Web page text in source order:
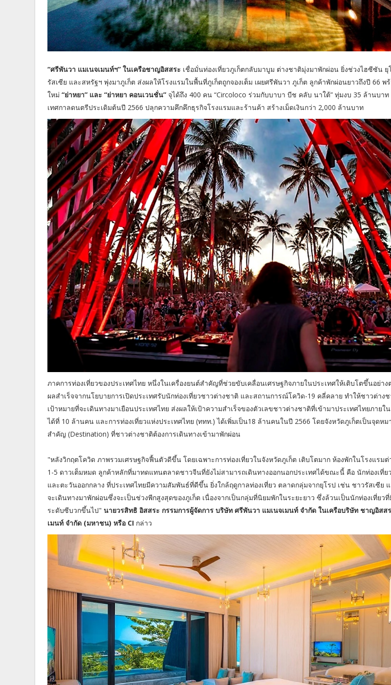
“ศรีพันวา แมเนจเมนท์ฯ” ในเครือชาญอิสสระ เชื่อมั่นท่องเที่ยวภูเก็ตกลับมาบูม ต่างชาติมุ่งมาพักผ่อน ยิ่งช่วงไฮซีซัน ยุ
รัสเซีย และสหรัฐฯ พุ่งมาภูเก็ต ส่งผลให้โรงแรมในพื้นที่ภูเก็ตถูกจองเต็ม เผยศรีพันวา ภูเก็ต ลูกค้าพักผ่อนยาวถึงปี 66 พ
ใหม่ “ย่าหยา” และ “ย่าหยา คอนเวนชั่น” จุได้ถึง 400 คน “Circoloco ร่วมกับบาบา บีช คลับ นาใต้” ทุ่มงบ 35 ล้านบา
เทศกาลดนตรีประเดิมต้นปี 2566 ปลุกความคึกคึกธุรกิจโรงแรมและร้านค้า สร้างเม็ดเงินกว่า 2,000 ล้านบาท
ภาคการท่องเที่ยวของประเทศไทย หนึ่งในเครื่องยนต์สำคัญที่ช่วยขับเคลื่อนเศรษฐกิจภายในประเทศให้เติบโตขึ้นอย่าง
ผลสำเร็จจากนโยบายการเปิดประเทศรับนักท่องเที่ยวชาวต่างชาติ และสถานการณ์โควิด-19 คลี่คลาย ทำให้ชาวต่างช
เป้าหมายที่จะเดินทางมาเยือนประเทศไทย ส่งผลให้เป้าความสำเร็จของตัวเลขชาวต่างชาติที่เข้ามาประเทศไทยภายใ
ได้ที่ 10 ล้านคน และการท่องเที่ยวแห่งประเทศไทย (ททท.) ได้เพิ่มเป็น18 ล้านคนในปี 2566 โดยจังหวัดภูเก็ตเป็นจุดหม
สำคัญ (Destination) ที่ชาวต่างชาติต้องการเดินทางเข้ามาพักผ่อน
"หลังวิกฤตโควิด ภาพรวมเศรษฐกิจฟื้นตัวดีขึ้น โดยเฉพาะการท่องเที่ยวในจังหวัดภูเก็ต เติบโตมาก ห้องพักในโรงแรมต่
1-5 ดาวเต็มหมด ลูกค้าหลักที่มาทดแทนตลาดชาวจีนที่ยังไม่สามารถเดินทางออกนอกประเทศได้ขณะนี้ คือ นักท่องเที่ย
และตะวันออกกลาง ที่ประเทศไทยมีความสัมพันธ์ที่ดีขึ้น ยิ่งใกล้ฤดูกาลท่องเที่ยว ตลาดกลุ่มจากยุโรป เช่น ชาวรัสเซีย
จะเดินทางมาพักผ่อนซึ่งจะเป็นช่วงพีกสูงสุดของภูเก็ต เนื่องจากเป็นกลุ่มที่นิยมพักในระยะยาว ซึ่งล้วนเป็นนักท่องเที่ย
ระดับซีบวกขึ้นไป" นายวรสิทธิ อิสสระ กรรมการผู้จัดการ บริษัท ศรีพันวา แมเนจเมนท์ จำกัด ในเครือบริษัท ชาญอิสส
เมนท์ จำกัด (มหาชน) หรือ CI กล่าว